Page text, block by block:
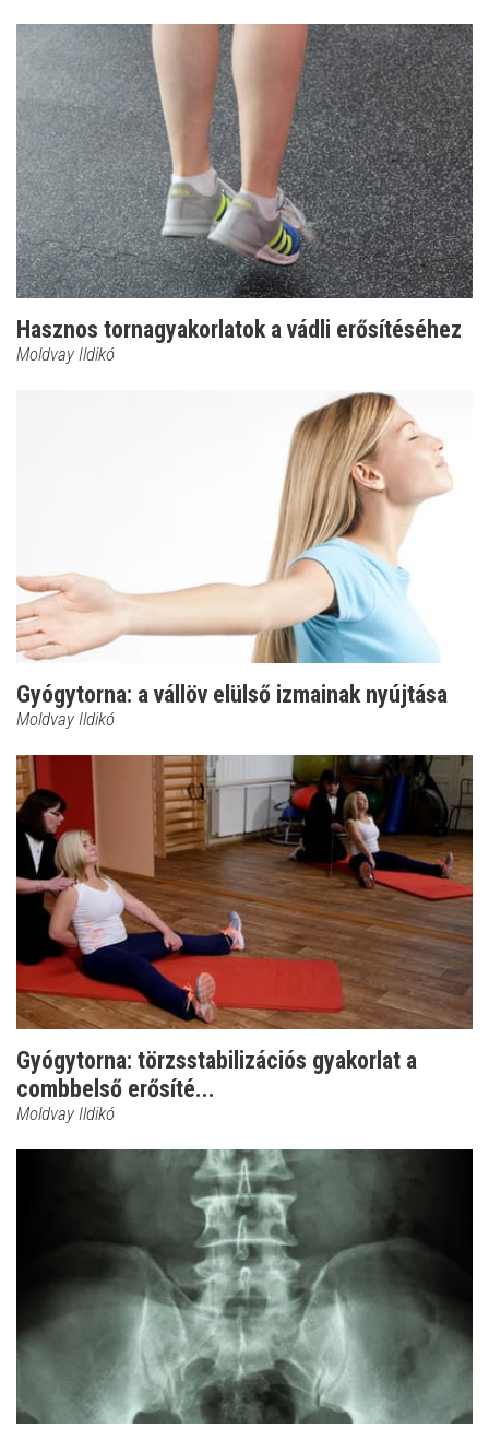
Hasznos tornagyakorlatok a vádli erősítéséhez
Moldvay Ildikó
Gyógytorna: a vállöv elülső izmainak nyújtása
Moldvay Ildikó
Gyógytorna: törzsstabilizációs gyakorlat a
combbelső erősíté...
Moldvay Ildikó